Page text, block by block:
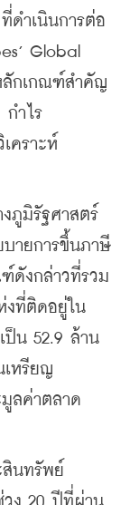
ดำเนินการต่อ
Global
ลักเกณฑ์สำคัญ
กำไร
คราะห์
มิรัฐศาสตร์
ายการขึ้นภาษี
ดังกล่าวที่รวม
งที่ติดอยู่ใน
ป็น 52.9 ล้าน
เหรียญ
ลค่าตลาด
นทรัพย์
วง 20 ปีที่ผ่าน